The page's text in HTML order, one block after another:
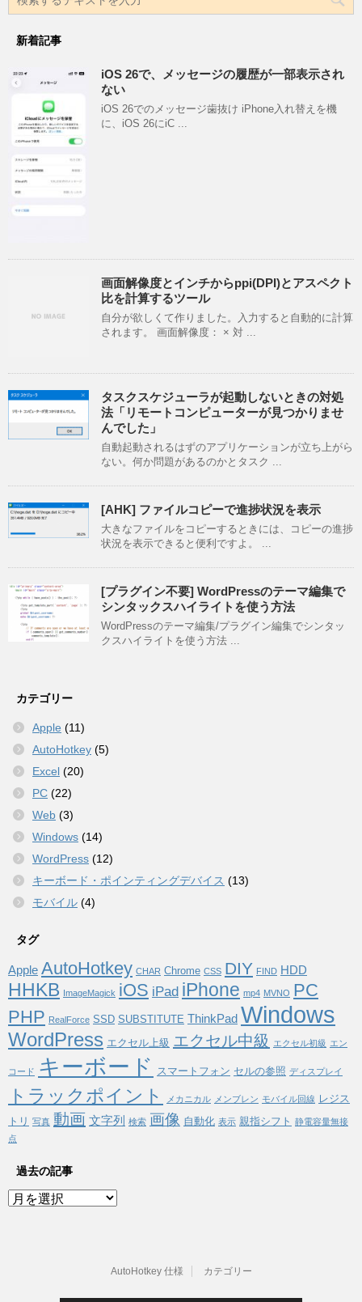
新着記事
iOS 26で、メッセージの履歴が一部表示され
ない
iOS 26でのメッセージ歯抜け iPhone入れ替えを機
に、iOS 26にiC ...
画面解像度とインチからppi(DPI)とアスペクト
比を計算するツール
自分が欲しくて作りました。入力すると自動的に計算
されます。 画面解像度： × 対 ...
タスクスケジューラが起動しないときの対処
法「リモートコンピューターが見つかりませ
んでした」
自動起動されるはずのアプリケーションが立ち上がら
ない。何か問題があるのかとタスク ...
[AHK] ファイルコピーで進捗状況を表示
大きなファイルをコピーするときには、コピーの進捗
状況を表示できると便利ですよ。 ...
[プラグイン不要] WordPressのテーマ編集で
シンタックスハイライトを使う方法
WordPressのテーマ編集/プラグイン編集でシンタッ
クスハイライトを使う方法 ...
カテゴリー
Apple (11)
AutoHotkey (5)
Excel (20)
PC (22)
Web (3)
Windows (14)
WordPress (12)
キーボード・ポインティングデバイス (13)
モバイル (4)
タグ
Apple AutoHotkey CHAR Chrome CSS DIY FIND HDD
HHKB ImageMagick iOS iPad iPhone mp4 MVNO PC
PHP RealForce SSD SUBSTITUTE ThinkPad Windows
WordPress エクセル上級 エクセル中級 エクセル初級 エン
コード キーボード スマートフォン セルの参照 ディスプレイ
トラックポイント メカニカル メンブレン モバイル回線 レジス
トリ 写真 動画 文字列 検索 画像 自動化 表示 親指シフト 静電容量無接
点
過去の記事
過
AutoHotkey 仕様 カテゴリー